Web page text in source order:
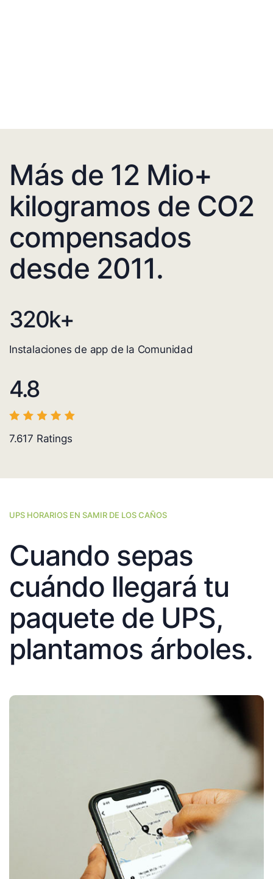
Más de 12 Mio+
kilogramos de CO2
compensados
desde 2011.
320k+
Instalaciones de app de la Comunidad
4.8
7.617 Ratings
UPS HORARIOS EN SAMIR DE LOS CAÑOS
Cuando sepas
cuándo llegará tu
paquete de UPS,
plantamos árboles.